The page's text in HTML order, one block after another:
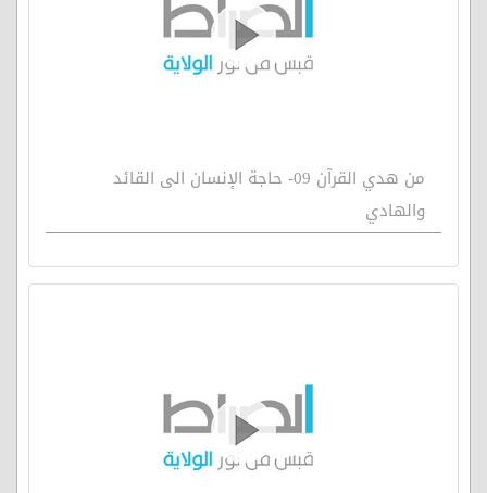
من هدي القرآن 09- حاجة الإنسان الى القائد
والهادي